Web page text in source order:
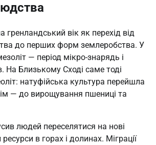
вік як перехід від
до перших форм землеробства. У
— період мікро-знарядь і
На Близькому Сході саме тоді
натуфійська культура перейшла
— до вирощування пшениці та
людей переселятися на нові
ресурси в горах і долинах. Міграції